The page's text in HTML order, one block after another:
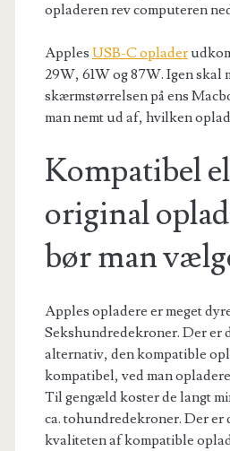
opladeren rev computeren
Apples USB-C oplader
29W, 61W og 87W. Igen skal
skærmstørrelsen på ens
man nemt ud af, hvilken
Kompatibel
original
bør man
Apples opladere er meget
Sekshundredekroner. Der er
alternativ, den kompatible
kompatibel, ved man
Til gengæld koster de langt
ca. tohundredekroner. Der er
kvaliteten af kompatible